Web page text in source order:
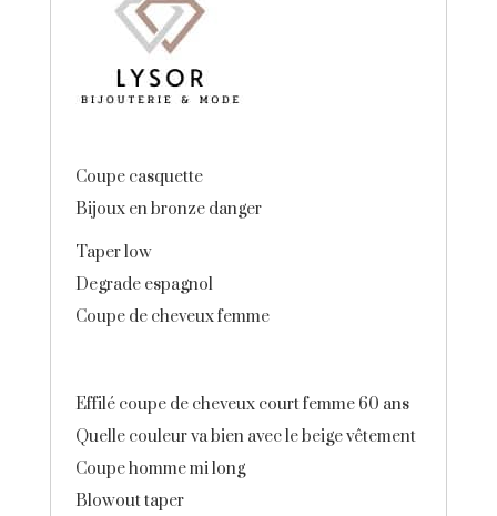
Coupe casquette
Bijoux en bronze danger
Taper low
Degrade espagnol
Coupe de cheveux femme
Effilé coupe de cheveux court femme 60 ans
Quelle couleur va bien avec le beige vêtement
Coupe homme mi long
Blowout taper